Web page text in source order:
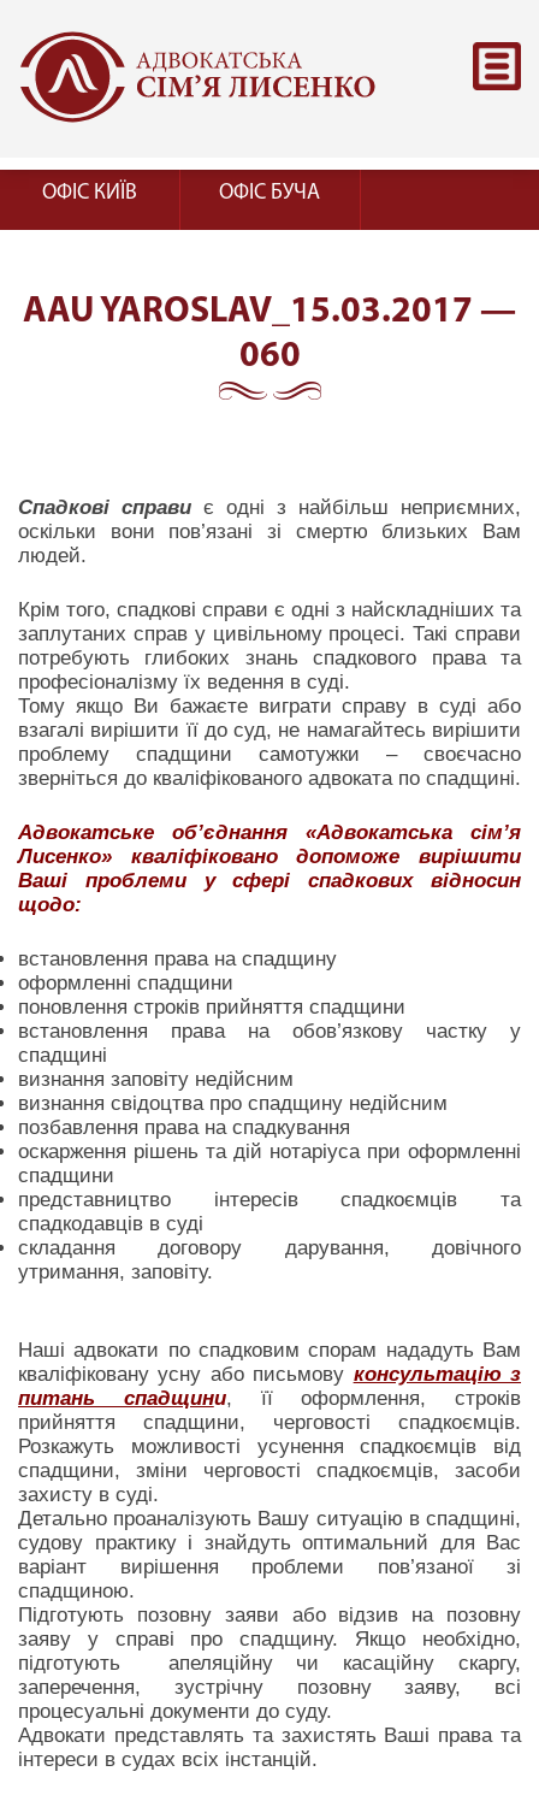
ОФІС КИЇВ ОФІС БУЧА
AAU YAROSLAV_15.03.2017 —
060
Спадкові справи є одні з найбільш неприємних,
оскільки вони пов’язані зі смертю близьких Вам
людей.
Крім того, спадкові справи є одні з найскладніших та
заплутаних справ у цивільному процесі. Такі справи
потребують глибоких знань спадкового права та
професіоналізму їх ведення в суді.
Тому якщо Ви бажаєте виграти справу в суді або
взагалі вирішити її до суд, не намагайтесь вирішити
проблему спадщини самотужки – своєчасно
зверніться до кваліфікованого адвоката по спадщині.
Адвокатське об’єднання «Адвокатська сім’я
Лисенко» кваліфіковано допоможе вирішити
Ваші проблеми у сфері спадкових відносин
щодо:
встановлення права на спадщину
оформленні спадщини
поновлення строків прийняття спадщини
встановлення права на обов’язкову частку у
спадщині
визнання заповіту недійсним
визнання свідоцтва про спадщину недійсним
позбавлення права на спадкування
оскарження рішень та дій нотаріуса при оформленні
спадщини
представництво інтересів спадкоємців та
спадкодавців в суді
складання договору дарування, довічного
утримання, заповіту.
Наші адвокати по спадковим спорам нададуть Вам
кваліфіковану усну або письмову консультацію з
питань спадщини, її оформлення, строків
прийняття спадщини, черговості спадкоємців.
Розкажуть можливості усунення спадкоємців від
спадщини, зміни черговості спадкоємців, засоби
захисту в суді.
Детально проаналізують Вашу ситуацію в спадщині,
судову практику і знайдуть оптимальний для Вас
варіант вирішення проблеми пов’язаної зі
спадщиною.
Підготують позовну заяви або відзив на позовну
заяву у справі про спадщину. Якщо необхідно,
підготують апеляційну чи касаційну скаргу,
заперечення, зустрічну позовну заяву, всі
процесуальні документи до суду.
Адвокати представлять та захистять Ваші права та
інтереси в судах всіх інстанцій.